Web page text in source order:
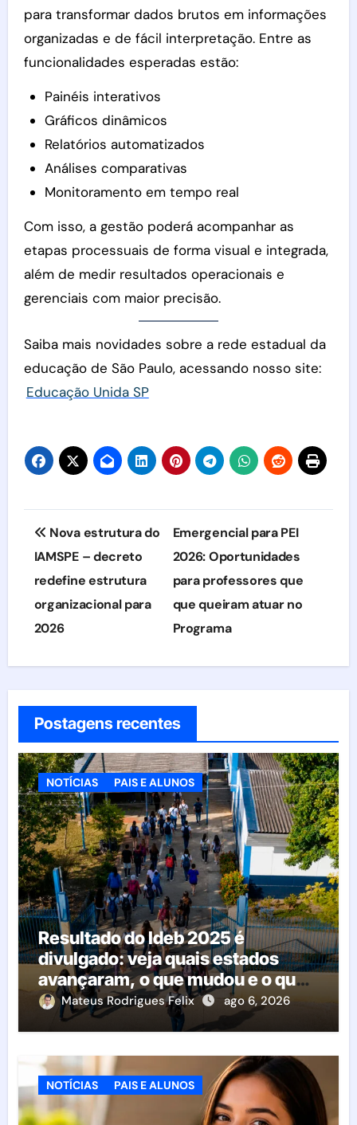
para transformar dados brutos em informações
organizadas e de fácil interpretação. Entre as
funcionalidades esperadas estão:
Painéis interativos
Gráficos dinâmicos
Relatórios automatizados
Análises comparativas
Monitoramento em tempo real
Com isso, a gestão poderá acompanhar as
etapas processuais de forma visual e integrada,
além de medir resultados operacionais e
gerenciais com maior precisão.
Saiba mais novidades sobre a rede estadual da
educação de São Paulo, acessando nosso site:
Educação Unida SP
Navegação
de
Post
Nova estrutura do
IAMSPE – decreto
redefine estrutura
organizacional para
2026
Emergencial para PEI
2026: Oportunidades
para professores que
que queiram atuar no
Programa
Postagens recentes
NOTÍCIAS PAIS E ALUNOS
Resultado do Ideb 2025 é
divulgado: veja quais estados
avançaram, o que mudou e o que
esperar da educação brasileira
Mateus Rodrigues Felix ago 6, 2026
NOTÍCIAS PAIS E ALUNOS